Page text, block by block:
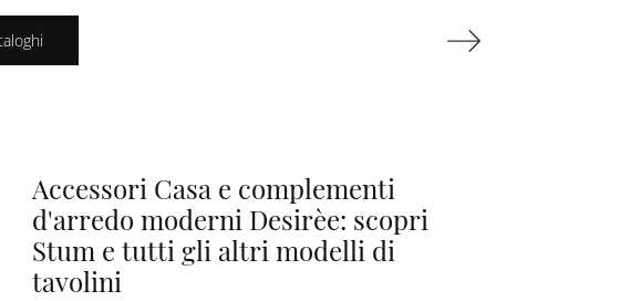
Accessori Casa e complementi
d'arredo moderni Desirèe: scopri
Stum e tutti gli altri modelli di
tavolini